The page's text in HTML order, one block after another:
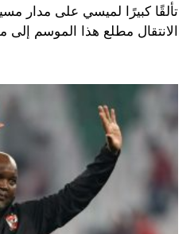
تألقًا كبيرًا لميسي على مدار
الانتقال مطلع هذا الموسم إلى